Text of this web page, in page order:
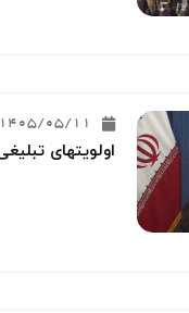
1405/05/11
اولویتهای